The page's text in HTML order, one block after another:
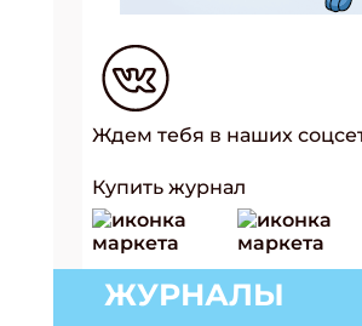
Ждем тебя в наших
Купить журнал
ЖУРНАЛЫ